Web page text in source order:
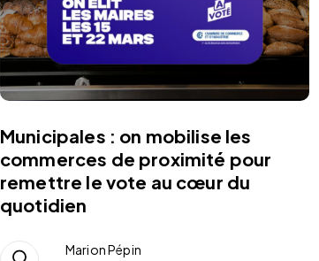
Municipales : on mobilise les
commerces de proximité pour
remettre le vote au cœur du
quotidien
Marion Pépin